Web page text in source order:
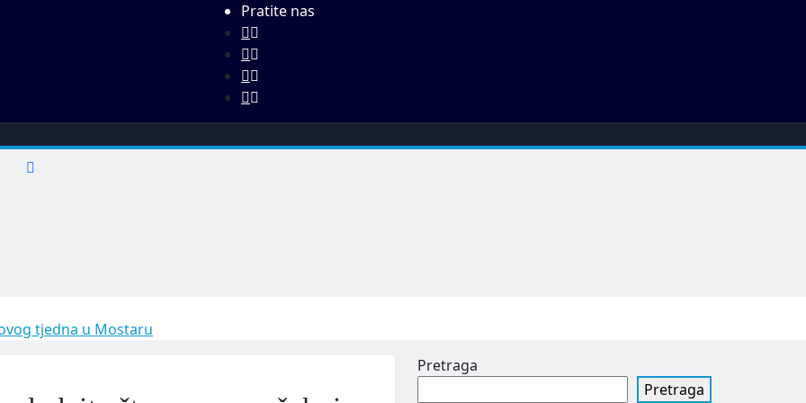
Pratite nas
ovog tjedna u Mostaru
Pretraga
Pretraga